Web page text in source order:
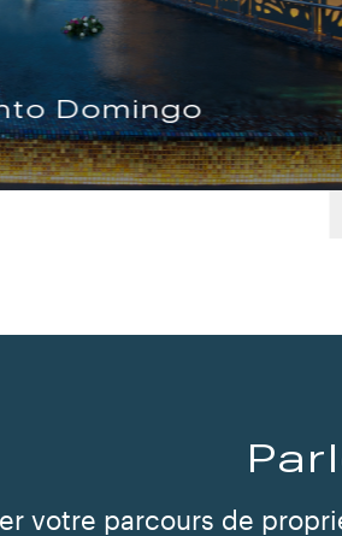
Domingo
votre parcours de